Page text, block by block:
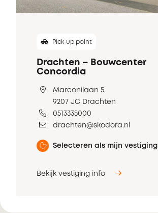
Pick-up point
Drachten – Bouwcenter
Concordia
Marconilaan 5,
9207 JC Drachten
0513335000
drachten@skodora.nl
Selecteren als mijn vestiging
Bekijk vestiging info